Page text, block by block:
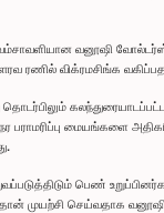
வம்சாவளியான வனூஷி
விக்ரமசிங்க
பராமரிப்பு மையங்களை
பெண்
முயற்சி செய்வதாக